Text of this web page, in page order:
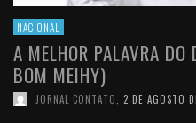
NACIONAL
A MELHOR PALAVRA
BOM MEIHY)
JORNAL CONTATO 2 DE AGOSTO